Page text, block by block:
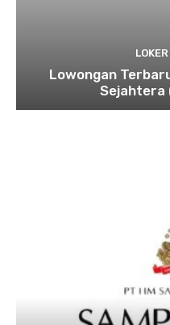
Lowongan
Sejahtera